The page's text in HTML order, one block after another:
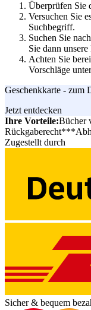
Überprüfen Sie
Versuchen Sie
Suchbegriff.
Suchen Sie
Sie dann
Achten Sie
Vorschläge
Geschenkkarte - zum
Jetzt entdecken
Ihre Vorteile:Bücher
Rückgaberecht***
Zugestellt durch
Sicher & bequem